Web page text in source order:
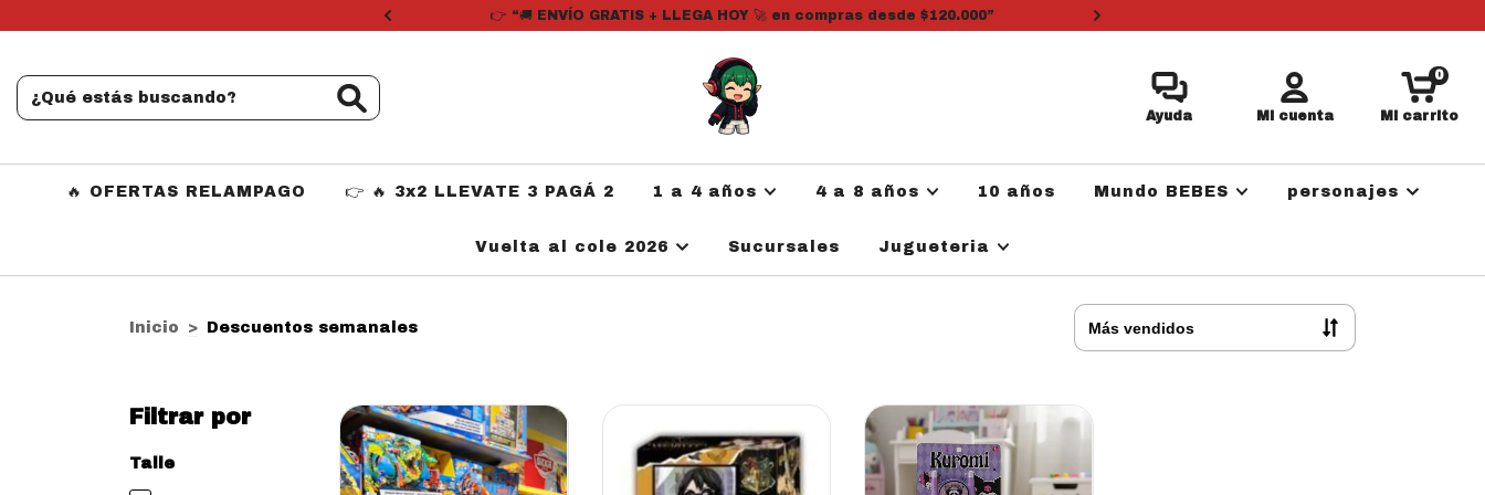
👉 “🚚 ENVÍO GRATIS + LLEGA HOY 🚀 en compras desde $120.000”
Ayuda Mi cuenta Mi carrito
0
🔥 OFERTAS RELAMPAGO 👉 🔥 3x2 LLEVATE 3 PAGÁ 2 1 a 4 años 4 a 8 años 10 años Mundo BEBES personajes
Vuelta al cole 2026 Sucursales Jugueteria
Inicio > Descuentos semanales
Filtrar por
Talle